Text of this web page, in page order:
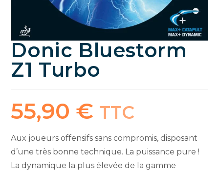
Donic Bluestorm
Z1 Turbo
55,90 € TTC
Aux joueurs offensifs sans compromis, disposant
d’une très bonne technique. La puissance pure !
La dynamique la plus élevée de la gamme